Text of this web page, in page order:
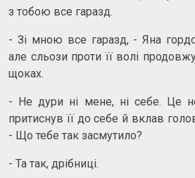
з тобою все гаразд.
- Зі мною все гаразд, - Яна гордо
але сльози проти її волі
щоках.
- Не дури ні мене, ні себе. Це
притиснув її до себе й вклав
- Що тебе так засмутило?
- Та так, дрібниці.